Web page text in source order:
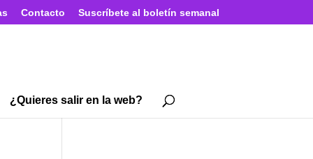
Contacto Suscríbete al boletín semanal
¿Quieres salir en la web?